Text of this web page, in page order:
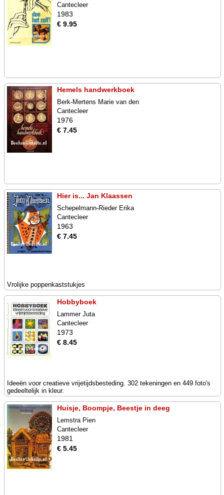
Cantecleer
1983
€ 9.95
Hemels handwerkboek
Berk-Mertens Marie van den
Cantecleer
1976
€ 7.45
Hier is... Jan Klaassen
Schepelmann-Rieder Erika
Cantecleer
1963
€ 7.45
Vrolijke poppenkaststukjes
Hobbyboek
Lammer Juta
Cantecleer
1973
€ 8.45
Ideeën voor creatieve vrijetijdsbesteding. 302 tekeningen en 449 foto's
gedeeltelijk in kleur.
Huisje, Boompje, Beestje in deeg
Lemstra Pien
Cantecleer
1981
€ 5.45